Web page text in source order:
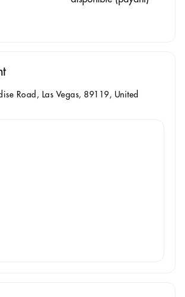
Road, Las Vegas, 89119, United